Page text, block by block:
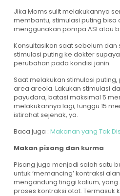
Jika Moms sulit melakukannya
membantu, stimulasi puting bisa
menggunakan pompa ASI atau
Konsultasikan saat sebelum
stimulasi puting ke dokter
perubahan pada kondisi janin.
Saat melakukan stimulasi
area areola. Lakukan stimulasi
payudara, batasi maksimal 5
melakukannya lagi, tunggu 15
istirahat sejenak, ya.
Baca juga : Makanan yang Tak
Makan pisang dan kurma
Pisang juga menjadi salah satu
untuk ‘memancing’ kontraksi
mengandung tinggi kalium,
proses kontraksi otot. Termasuk